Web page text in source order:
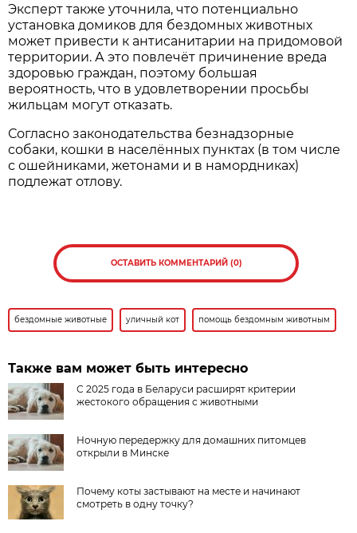
Эксперт также уточнила, что потенциально
установка домиков для бездомных животных
может привести к антисанитарии на придомовой
территории. А это повлечёт причинение вреда
здоровью граждан, поэтому большая
вероятность, что в удовлетворении просьбы
жильцам могут отказать.
Согласно законодательства безнадзорные
собаки, кошки в населённых пунктах (в том числе
с ошейниками, жетонами и в намордниках)
подлежат отлову.
ОСТАВИТЬ КОММЕНТАРИЙ (0)
бездомные животные уличный кот помощь бездомным животным
Также вам может быть интересно
С 2025 года в Беларуси расширят критерии
жестокого обращения с животными
Ночную передержку для домашних питомцев
открыли в Минске
Почему коты застывают на месте и начинают
смотреть в одну точку?